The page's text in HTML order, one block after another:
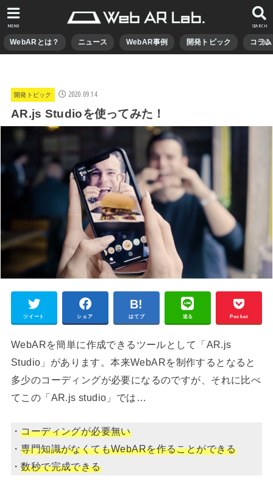
WebARとは？ ニュース WebAR事例 開発トピック コラム
SEARCH
MENU
開発トピック 2020.09.14
AR.js Studioを使ってみた！
ツイート シェア はてブ 送る Pocket
WebARを簡単に作成できるツールとして「AR.js
Studio」があります。本来WebARを制作するとなると
多少のコーディングが必要になるのですが、それに比べ
てこの「AR.js studio」では…
・コーディングが必要無い
・専門知識がなくてもWebARを作ることができる
・数秒で完成できる